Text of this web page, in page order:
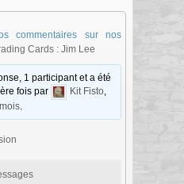
commentaires sur nos
Cards : Jim Lee
1 participant et a été
fois par
Kit Fisto,
.